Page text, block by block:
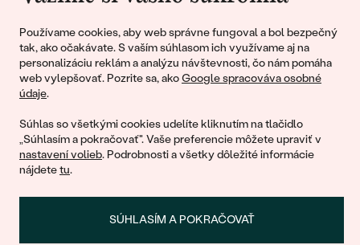
Používame cookies, aby web správne fungoval a bol bezpečný
tak, ako očakávate. S vaším súhlasom ich využívame aj na
personalizáciu reklám a analýzu návštevnosti, čo nám pomáha
web vylepšovať. Pozrite sa, akoGoogle spracováva osobné
údaje.
Súhlas so všetkými cookies udelíte kliknutím na tlačidlo
„Súhlasím a pokračovať". Vaše preferencie môžete upraviť v
nastavení volieb. Podrobnosti a všetky dôležité informácie
nájdetetu.
SÚHLASÍM A POKRAČOVAŤ
© 2011 - 2026, Eppi.sk